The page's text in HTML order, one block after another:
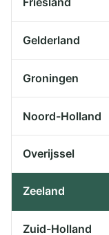
Gelderland
Groningen
Noord-Holland
Overijssel
Zeeland
Zuid-Holland